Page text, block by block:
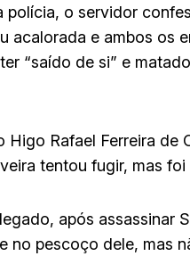
polícia, o servidor
acalorada e ambos os
“saído de si” e
Rafael Ferreira de
tentou fugir, mas
após assassinar
no pescoço dele, mas